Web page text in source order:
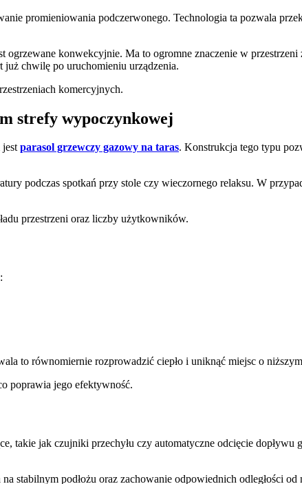
promieniowania podczerwonego. Technologia ta pozwala
konwekcyjnie. Ma to ogromne znaczenie w
już chwilę po uruchomieniu urządzenia.
komercyjnych.
strefy wypoczynkowej
jestparasol grzewczy gazowy na taras. Konstrukcja tego typu
podczas spotkań przy stole czy wieczornego relaksu. W
przestrzeni oraz liczby użytkowników.
to równomiernie rozprowadzić ciepło i uniknąć miejsc o
poprawia jego efektywność.
takie jak czujniki przechyłu czy automatyczne odcięcie
stabilnym podłożu oraz zachowanie odpowiednich odległości od